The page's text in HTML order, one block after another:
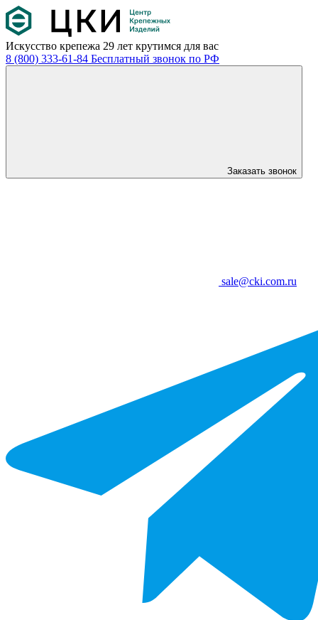
Искусство крепежа 29 лет крутимся для вас
8 (800) 333-61-84 Бесплатный звонок по РФ
Заказать звонок
sale@cki.com.ru